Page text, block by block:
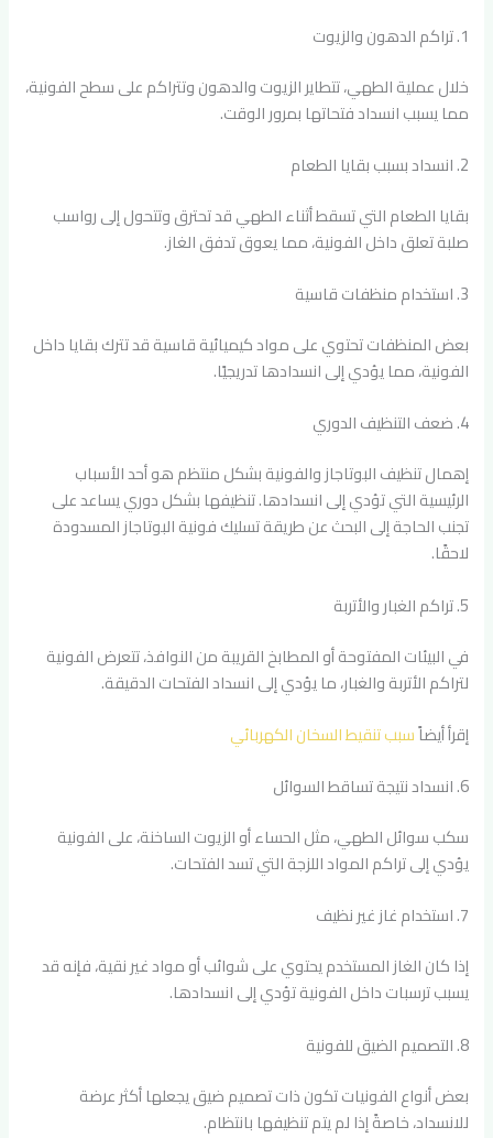
1. تراكم الدهون والزيوت
خلال عملية الطهي، تتطاير الزيوت والدهون وتتراكم على سطح الفونية،
مما يسبب انسداد فتحاتها بمرور الوقت.
2. انسداد بسبب بقايا الطعام
بقايا الطعام التي تسقط أثناء الطهي قد تحترق وتتحول إلى رواسب
صلبة تعلق داخل الفونية، مما يعوق تدفق الغاز.
3. استخدام منظفات قاسية
بعض المنظفات تحتوي على مواد كيميائية قاسية قد تترك بقايا داخل
الفونية، مما يؤدي إلى انسدادها تدريجيًا.
4. ضعف التنظيف الدوري
إهمال تنظيف البوتاجاز والفونية بشكل منتظم هو أحد الأسباب
الرئيسية التي تؤدي إلى انسدادها. تنظيفها بشكل دوري يساعد على
تجنب الحاجة إلى البحث عن طريقة تسليك فونية البوتاجاز المسدودة
لاحقًا.
5. تراكم الغبار والأتربة
في البيئات المفتوحة أو المطابخ القريبة من النوافذ، تتعرض الفونية
لتراكم الأتربة والغبار، ما يؤدي إلى انسداد الفتحات الدقيقة.
إقرأ أيضاًسبب تنقيط السخان الكهربائي
6. انسداد نتيجة تساقط السوائل
سكب سوائل الطهي، مثل الحساء أو الزيوت الساخنة، على الفونية
يؤدي إلى تراكم المواد اللزجة التي تسد الفتحات.
7. استخدام غاز غير نظيف
إذا كان الغاز المستخدم يحتوي على شوائب أو مواد غير نقية، فإنه قد
يسبب ترسبات داخل الفونية تؤدي إلى انسدادها.
8. التصميم الضيق للفونية
بعض أنواع الفونيات تكون ذات تصميم ضيق يجعلها أكثر عرضة
للانسداد، خاصةً إذا لم يتم تنظيفها بانتظام.